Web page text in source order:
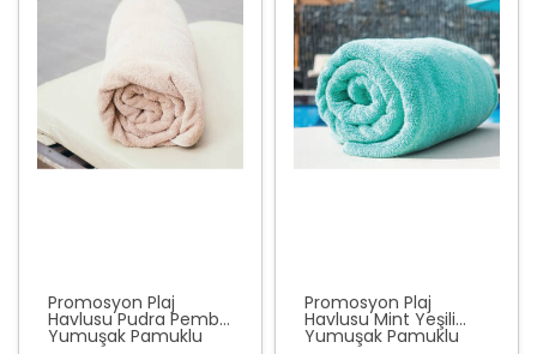
Promosyon Plaj
Havlusu Pudra Pembe
Yumuşak Pamuklu
Promosyon Plaj
Havlusu Mint Yeşili
Yumuşak Pamuklu